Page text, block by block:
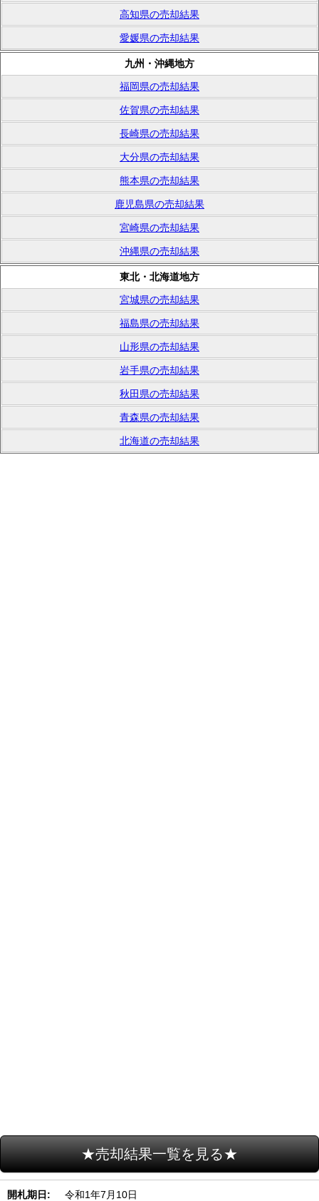
高知県の売却結果
愛媛県の売却結果
九州・沖縄地方
福岡県の売却結果
佐賀県の売却結果
長崎県の売却結果
大分県の売却結果
熊本県の売却結果
鹿児島県の売却結果
宮崎県の売却結果
沖縄県の売却結果
東北・北海道地方
宮城県の売却結果
福島県の売却結果
山形県の売却結果
岩手県の売却結果
秋田県の売却結果
青森県の売却結果
北海道の売却結果
★売却結果一覧を見る★
開札期日 令和1年7月10日